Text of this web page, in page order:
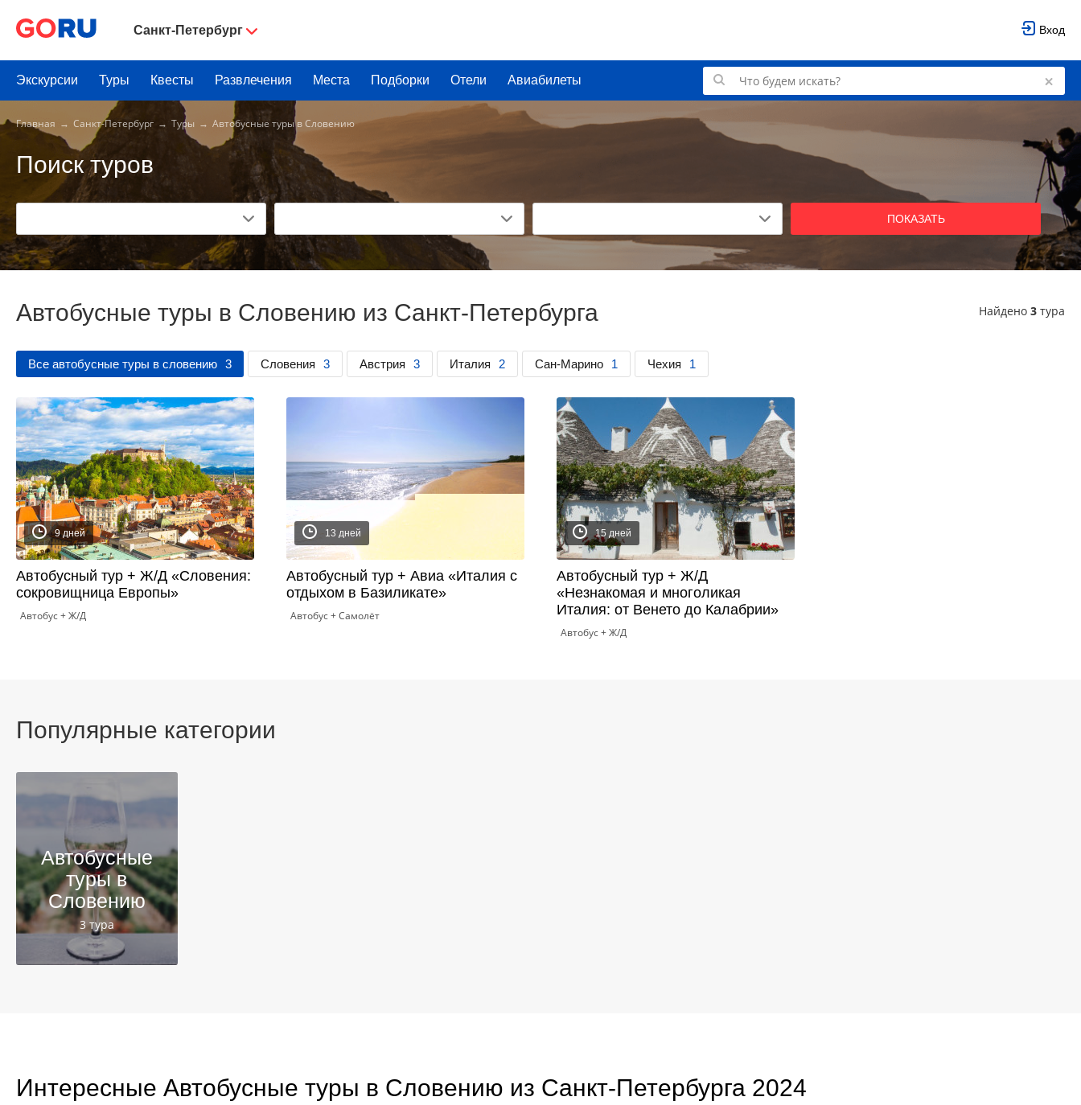
Санкт-Петербург Вход
Экскурсии Туры Квесты Развлечения Места Подборки Отели Авиабилеты
Главная Санкт-Петербург Туры Автобусные туры в Словению
Поиск туров
ПОКАЗАТЬ
Автобусные туры в Словению из Санкт-Петербурга Найдено 3 тура
Все автобусные туры в словению 3 Словения 3 Австрия 3 Италия 2 Сан-Марино 1 Чехия 1
9 дней
Автобусный тур + Ж/Д «Словения:
сокровищница Европы»
Автобус + Ж/Д
13 дней
Автобусный тур + Авиа «Италия с
отдыхом в Базиликате»
Автобус + Самолёт
15 дней
Автобусный тур + Ж/Д
«Незнакомая и многоликая
Италия: от Венето до Калабрии»
Автобус + Ж/Д
Популярные категории
Автобусные
туры в
Словению
3 тура
Интересные Автобусные туры в Словению из Санкт-Петербурга 2024